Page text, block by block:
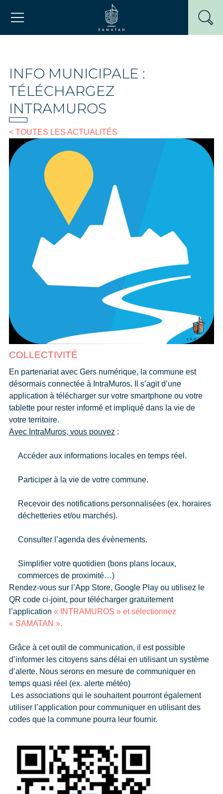
Mairie de Samatan
INFO MUNICIPALE :
TÉLÉCHARGEZ
INTRAMUROS
< TOUTES LES ACTUALITÉS
COLLECTIVITÉ
En partenariat avec Gers numérique, la commune est
désormais connectée à IntraMuros. Il s’agit d’une
application à télécharger sur votre smartphone ou votre
tablette pour rester informé et impliqué dans la vie de
votre territoire.
Avec IntraMuros, vous pouvez :
Accéder aux informations locales en temps réel.
Participer à la vie de votre commune.
Recevoir des notifications personnalisées (ex. horaires
déchetteries et/ou marchés).
Consulter l’agenda des évènements.
Simplifier votre quotidien (bons plans locaux,
commerces de proximité…)
Rendez-vous sur l’App Store, Google Play ou utilisez le
QR code ci-joint, pour télécharger gratuitement
l’application « INTRAMUROS » et sélectionnez
« SAMATAN ».
Grâce à cet outil de communication, il est possible
d’informer les citoyens sans délai en utilisant un système
d’alerte. Nous serons en mesure de communiquer en
temps quasi réel (ex. alerte météo)
Les associations qui le souhaitent pourront également
utiliser l’application pour communiquer en utilisant des
codes que la commune pourra leur fournir.